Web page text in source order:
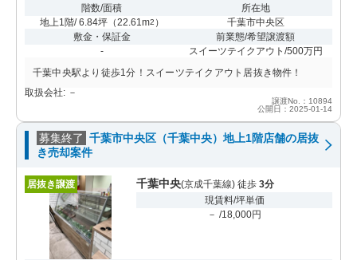
階数/面積
地上1階/ 6.84坪（22.61m2 ）
所在地
千葉市中央区
敷金・保証金
-
前業態/希望譲渡額
スイーツテイクアウト/500万円
千葉中央駅より徒歩1分！スイーツテイクアウト居抜き物件！
取扱会社: －
譲渡No.：10894
公開日：2025-01-14
募集終了 千葉市中央区（千葉中央）地上1階店舗の居抜
き売却案件
居抜き譲渡 千葉中央(京成千葉線) 徒歩 3分
現賃料/坪単価
－ /18,000円